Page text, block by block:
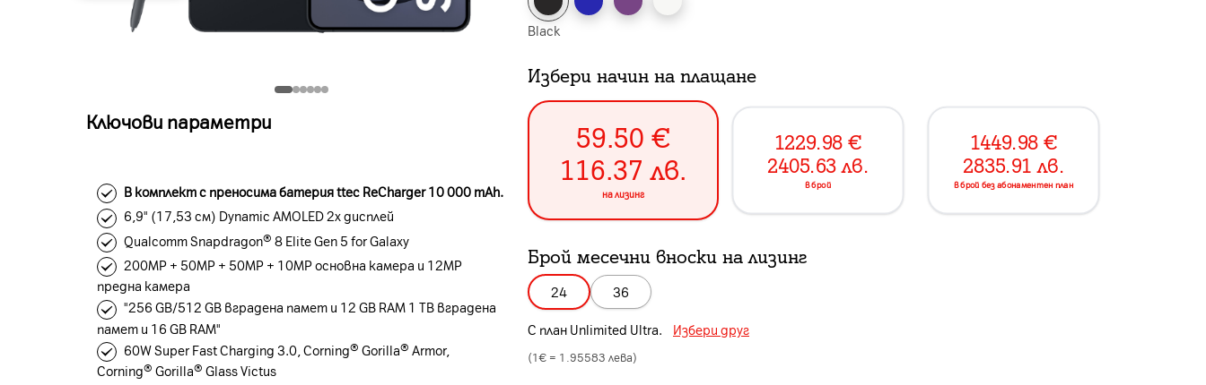
Ключови параметри
В комплект с преносима батерия ttec ReCharger 10 000 mAh.
6,9" (17,53 см) Dynamic AMOLED 2x дисплей
Qualcomm Snapdragon® 8 Elite Gen 5 for Galaxy
200MP + 50MP + 50MP + 10MP основна камера и 12MP
предна камера
"256 GB/512 GB вградена памет и 12 GB RAM 1 TB вградена
памет и 16 GB RAM"
60W Super Fast Charging 3.0, Corning® Gorilla® Armor,
Corning® Gorilla® Glass Victus
Black
Избери начин на плащане
59.50 €
116.37 лв.
на лизинг
1229.98 €
2405.63 лв.
в брой
1449.98 €
2835.91 лв.
в брой без абонаментен план
Брой месечни вноски на лизинг
24 36
С план Unlimited Ultra. Избери друг
(1€ = 1.95583 лева)